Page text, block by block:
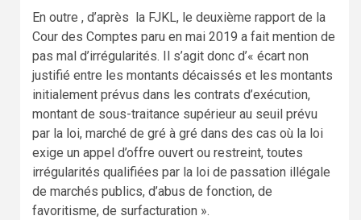
En outre , d’après la FJKL, le deuxième rapport de la
Cour des Comptes paru en mai 2019 a fait mention de
pas mal d’irrégularités. Il s’agit donc d’« écart non
justifié entre les montants décaissés et les montants
initialement prévus dans les contrats d’exécution,
montant de sous-traitance supérieur au seuil prévu
par la loi, marché de gré à gré dans des cas où la loi
exige un appel d’offre ouvert ou restreint, toutes
irrégularités qualifiées par la loi de passation illégale
de marchés publics, d’abus de fonction, de
favoritisme, de surfacturation ».